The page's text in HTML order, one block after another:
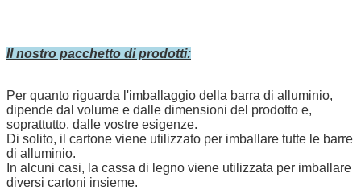
Il nostro pacchetto di prodotti:
Per quanto riguarda l'imballaggio della barra di alluminio,
dipende dal volume e dalle dimensioni del prodotto e,
soprattutto, dalle vostre esigenze.
Di solito, il cartone viene utilizzato per imballare tutte le barre
di alluminio.
In alcuni casi, la cassa di legno viene utilizzata per imballare
diversi cartoni insieme.